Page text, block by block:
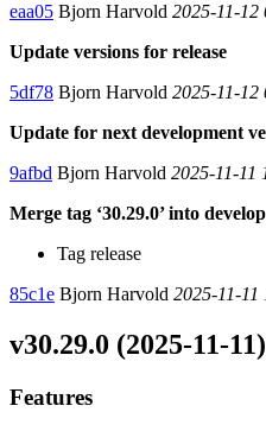
eaa05 Bjorn Harvold 2025-11-12
Update versions for release
5df78 Bjorn Harvold 2025-11-12
Update for next development
9afbd Bjorn Harvold 2025-11-11
Merge tag ‘30.29.0’ into develop
Tag release
85c1e Bjorn Harvold 2025-11-11
v30.29.0 (2025-11-11)
Features